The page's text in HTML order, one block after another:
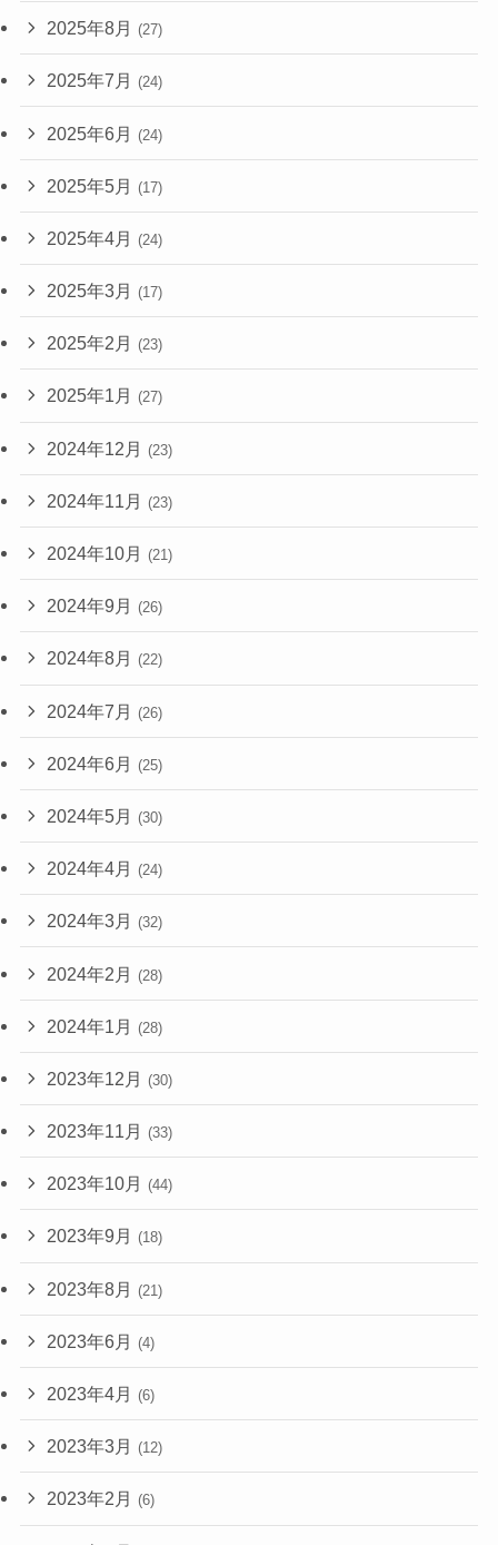
2025年8月 (27)
2025年7月 (24)
2025年6月 (24)
2025年5月 (17)
2025年4月 (24)
2025年3月 (17)
2025年2月 (23)
2025年1月 (27)
2024年12月 (23)
2024年11月 (23)
2024年10月 (21)
2024年9月 (26)
2024年8月 (22)
2024年7月 (26)
2024年6月 (25)
2024年5月 (30)
2024年4月 (24)
2024年3月 (32)
2024年2月 (28)
2024年1月 (28)
2023年12月 (30)
2023年11月 (33)
2023年10月 (44)
2023年9月 (18)
2023年8月 (21)
2023年6月 (4)
2023年4月 (6)
2023年3月 (12)
2023年2月 (6)